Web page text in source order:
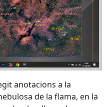
anotacions a la
de la flama, en la